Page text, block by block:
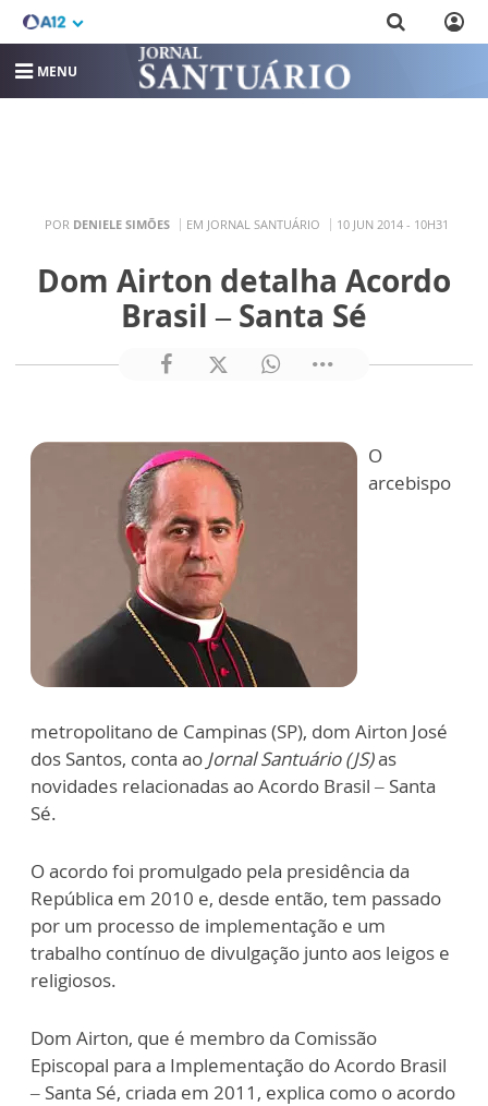
MENU
POR DENIELE SIMÕES EM JORNAL SANTUÁRIO 10 JUN 2014 - 10H31
Dom Airton detalha Acordo
Brasil – Santa Sé
O
arcebispo
metropolitano de Campinas (SP), dom Airton José
dos Santos, conta ao Jornal Santuário (JS)as
novidades relacionadas ao Acordo Brasil – Santa
Sé.
O acordo foi promulgado pela presidência da
República em 2010 e, desde então, tem passado
por um processo de implementação e um
trabalho contínuo de divulgação junto aos leigos e
religiosos.
Dom Airton, que é membro da Comissão
Episcopal para a Implementação do Acordo Brasil
– Santa Sé, criada em 2011, explica como o acordo